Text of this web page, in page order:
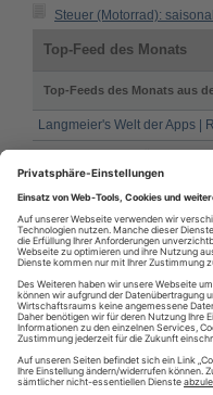
Steuer (Motorrad):
Top-Feed des Monats
Top-Feeds des Monats aus
Langmeier's Welt der Apps |
Aus diesem Bereich
Motorrad Tuning absolut im
Hilfreiches zum Motorrad